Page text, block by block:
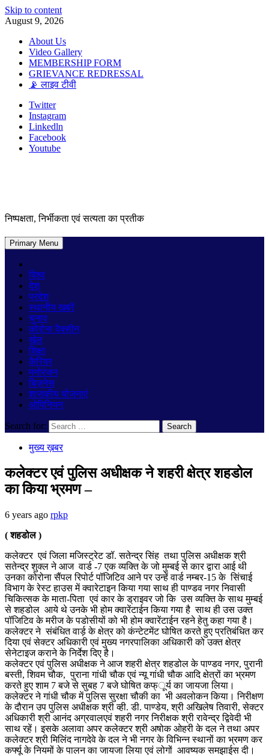
Skip to content
August 9, 2026
About Us
Video Gallery
MEMBERSHIP FORM
GRIEVANCE REDRESSAL
📡 लाइव टीवी
Twitter
Instagram
Linkedln
Facebook
Youtube
निष्पक्षता, निर्भीकता एवं सत्यता का प्रतीक
Primary Menu
विश्व
देश
प्रदेश
स्थानीय खबरें
चुनाव
कोरोना वैक्सीन
खेल
शिक्षा
कैरियर
मनोरंजन
बिज़नेस
शासकीय योजनाएं
ओपिनियन
Search for:
मुख्य ख़बर
कलेक्टर एवं पुलिस अधीक्षक ने शहरी क्षेत्र शहडोल
का किया भ्रमण –
6 years ago rpkp
( शहडोल )
कलेक्टर एवं जिला मजिस्ट्रेट डॉ. सतेन्द्र सिंह तथा पुलिस अधीक्षक श्री
सतेन्द्र शुक्ल ने आज वार्ड -7 एक व्यक्ति के जो मुम्बई से कार द्वारा आई थी
उनका कोरोना सैंपल रिपोर्ट पॉजिटिव आने पर उन्हें वार्ड नम्बर-15 के सिंचाई
विभाग के रेस्ट हाउस में क्वारेटाइन किया गया साथ ही पाण्डव नगर निवासी
चिकित्सक के माता-पिता एवं कार के ड्राइवर जो कि उस व्यक्ति के साथ मुम्बई
से शहडोल आये थे उनके भी होम क्वारेंटाईन किया गया है साथ ही उस उक्त
पॉजिटिव के मरीज के पडोसीयों को भी होम क्वारेंटाईन रहने हेतु कहा गया है।
कलेक्टर ने संबंधित वार्ड़ के क्षेत्र को कंन्टेटमेंट घोषित करते हुए प्रतिबंधित कर
दिया एवं सेक्टर अधिकारी एवं मुख्य नगरपालिका अधिकारी को उक्त क्षेत्र
सेनेटाइज कराने के निर्देश दिए है।
कलेक्टर एवं पुलिस अधीक्षक ने आज शहरी क्षेत्र शहडोल के पाण्डव नगर, पुरानी
बस्ती, शिवम चौक, पुराना गांधी चौक एवं न्यू गांधी चौक आदि क्षेत्रों का भ्रमण
करते हुए शाम 7 बजे से सुबह 7 बजे घोषित कफ्ूर्य का जायजा लिया।
कलेक्टर ने गांधी चौक में पुलिस सुरक्षा चौकी का भी अवलोकन किया। निरीक्षण
के दौरान उप पुलिस अधीक्षक श्री व्ही. डी. पाण्डेय, श्री अखिलेष तिवारी, सेक्टर
अधिकारी श्री आनंद अग्रवालएवं शहरी नगर निरीक्षक श्री रावेन्द्र द्विवेदी भी
साथ रहें। इसके अलावा अपर कलेक्टर श्री अषोक ओहरी के दल ने तथा अपर
कलेक्टर श्री मिलिंद नागदेवे के दल ने भी नगर के विभिन्न स्थानों का भ्रमण कर
कर्फ्यू के नियमों के पालन का जायजा लिया एवं लोगों आवष्यक समझाईस दी।